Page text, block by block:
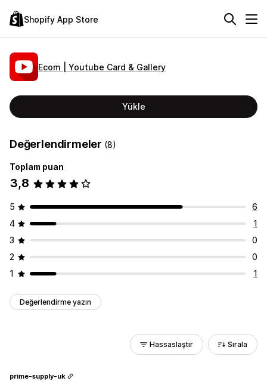
Shopify App Store
Ecom | Youtube Card & Gallery
Yükle
Değerlendirmeler (8)
Toplam puan
3,8
5
6
4
1
3
0
2
0
1
1
Değerlendirme yazın
Hassaslaştır Sırala
prime-supply-uk